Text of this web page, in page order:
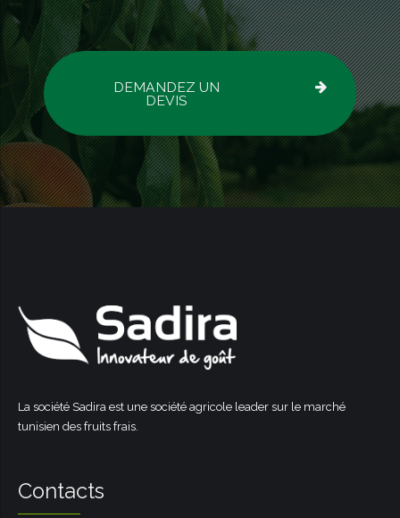
DEMANDEZ UN
DEVIS
La société Sadira est une société agricole leader sur le marché
tunisien des fruits frais.
Contacts